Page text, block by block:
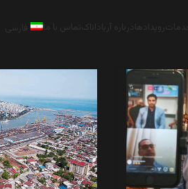
خدمات رویدادها درباره آریاداناکتماس با ما فارسی